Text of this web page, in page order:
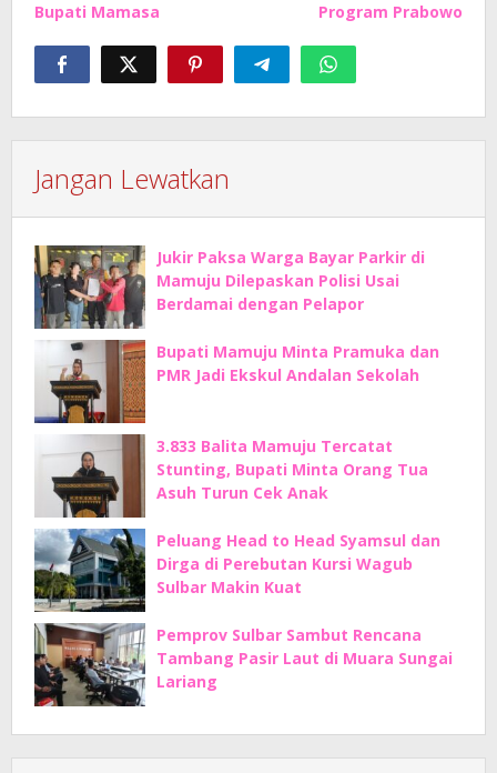
Bupati Mamasa
Program Prabowo
Jangan Lewatkan
Jukir Paksa Warga Bayar Parkir di
Mamuju Dilepaskan Polisi Usai
Berdamai dengan Pelapor
Bupati Mamuju Minta Pramuka dan
PMR Jadi Ekskul Andalan Sekolah
3.833 Balita Mamuju Tercatat
Stunting, Bupati Minta Orang Tua
Asuh Turun Cek Anak
Peluang Head to Head Syamsul dan
Dirga di Perebutan Kursi Wagub
Sulbar Makin Kuat
Pemprov Sulbar Sambut Rencana
Tambang Pasir Laut di Muara Sungai
Lariang